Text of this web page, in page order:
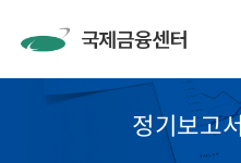
정기보고서